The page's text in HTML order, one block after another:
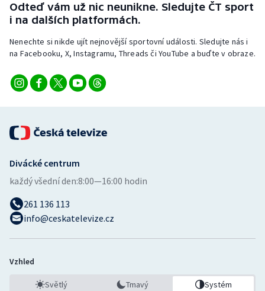
Triatlon
Veslování
Vodní slalom
Volejbal
Ostatní
Odteď vám už nic neunikne. Sledujte ČT sport
i na dalších platformách.
Nenechte si nikde ujít nejnovější sportovní události. Sledujte nás i
na Facebooku, X, Instagramu, Threads či YouTube a buďte v obraze.
Divácké centrum
každý všední den:8:00—16:00 hodin
261 136 113
info@ceskatelevize.cz
Vzhled
Světlý Tmavý Systém